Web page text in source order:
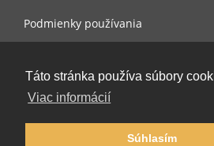
Táto stránka používa súbory
Viac informácií
Súhlasím
Podmienky používania